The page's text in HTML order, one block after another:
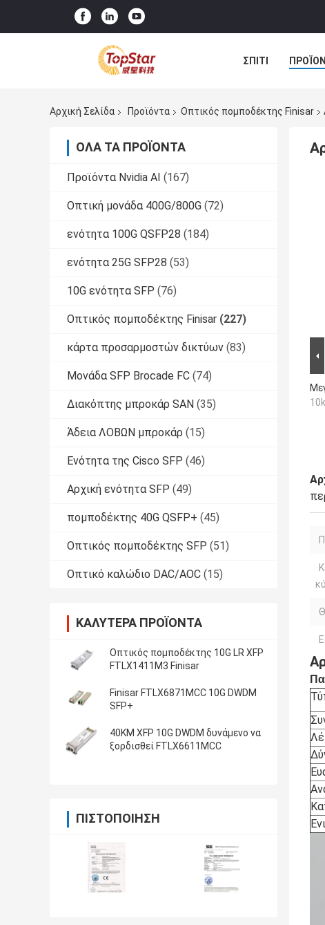
ΣΠΊΤΙ
Αρχική Σελίδα Προϊόντα Οπτικός πομποδέκτης Finisar
ΌΛΑ ΤΑ ΠΡΟΪΌΝΤΑ
Προϊόντα Nvidia AI (167)
Οπτική μονάδα 400G/800G (72)
ενότητα 100G QSFP28 (184)
ενότητα 25G SFP28 (53)
10G ενότητα SFP (76)
Οπτικός πομποδέκτης Finisar (227)
κάρτα προσαρμοστών δικτύων (83)
Μονάδα SFP Brocade FC (74)
Διακόπτης μπροκάρ SAN (35)
Άδεια ΛΟΒΩΝ μπροκάρ (15)
Ενότητα της Cisco SFP (46)
Αρχική ενότητα SFP (49)
πομποδέκτης 40G QSFP+ (45)
Οπτικός πομποδέκτης SFP (51)
Οπτικό καλώδιο DAC/AOC (15)
ΚΑΛΎΤΕΡΑ ΠΡΟΪΌΝΤΑ
Οπτικός πομποδέκτης 10G LR XFP
FTLX1411M3 Finisar
Finisar FTLX6871MCC 10G DWDM
SFP+
40KM XFP 10G DWDM δυνάμενο να
ξορδισθεί FTLX6611MCC
ΠΙΣΤΟΠΟΊΗΣΗ